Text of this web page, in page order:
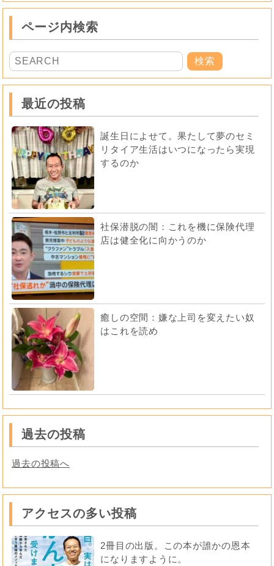
ページ内検索
最近の投稿
誕生日によせて。果たして夢のセミ
リタイア生活はいつになったら実現
するのか
社保潜脱の闇：これを機に保険代理
店は健全化に向かうのか
癒しの空間：嫌な上司を変えたい奴
はこれを読め
過去の投稿
過去の投稿へ
アクセスの多い投稿
2冊目の出版。この本が誰かの恩本
になりますように。